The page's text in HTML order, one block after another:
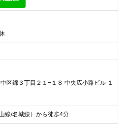
区錦３丁目２１−１８ 中央広小路ビル １
線/名城線）から徒歩4分